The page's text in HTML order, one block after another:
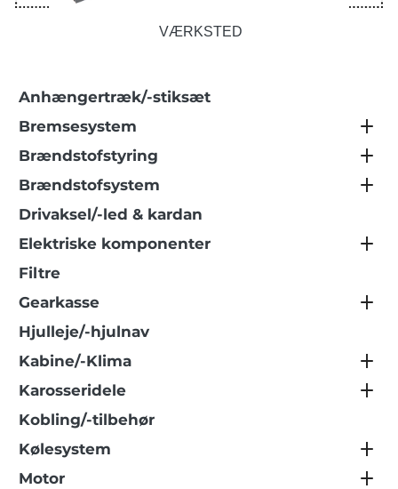
VÆRKSTED
Anhængertræk/-stiksæt
Bremsesystem
Brændstofstyring
Brændstofsystem
Drivaksel/-led & kardan
Elektriske komponenter
Filtre
Gearkasse
Hjulleje/-hjulnav
Kabine/-Klima
Karosseridele
Kobling/-tilbehør
Kølesystem
Motor